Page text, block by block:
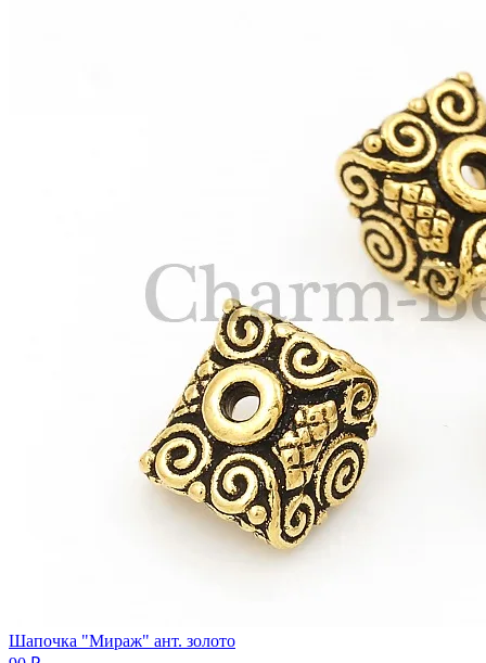
Шапочка "Мираж" ант. золото